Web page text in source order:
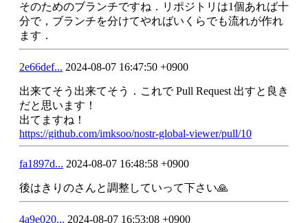
そのためのブランチですね．リポジトリは1個あれば十
分で，ブランチを分けてやればいくらでも流れが作れ
ます．
2e66def... 2024-08-07 16:47:50 +0900
出来てそう出来てそう．これで Pull Request 出すと良き
だと思います！
出てますね！
https://github.com/imksoo/nostr-global-viewer/pull/10
fa1897d... 2024-08-07 16:48:58 +0900
後はきりのさんと調整していって下さい🙏
4a9e020... 2024-08-07 16:53:08 +0900